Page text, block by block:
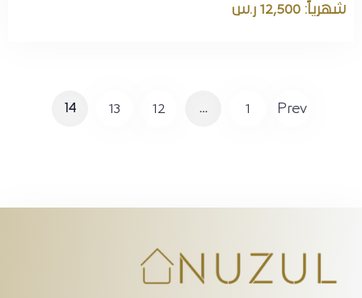
شهرياً: 12,500 ر.س
Prev
1
…
12
13
14